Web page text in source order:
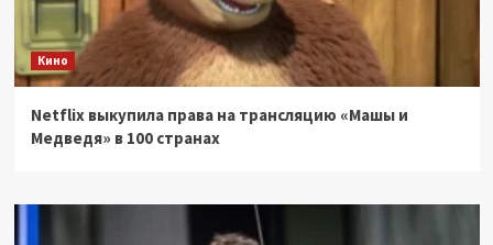
Кино
Netflix выкупила права на трансляцию «Машы и
Медведя» в 100 странах